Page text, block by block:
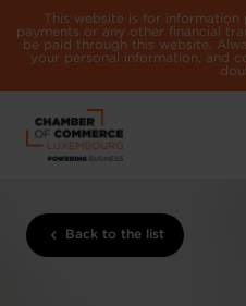
This website is for information
payments or any other financial
be paid through this website.
your personal information, and
Back to the list